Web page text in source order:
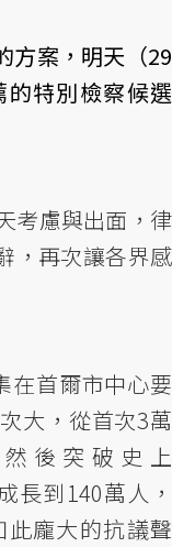
方案，明天（29
特別檢察候選
考慮與出面，律
，再次讓各界感
在首爾市中心要
大，從首次3萬
後突破史上
長到140萬人，
龐大的抗議聲